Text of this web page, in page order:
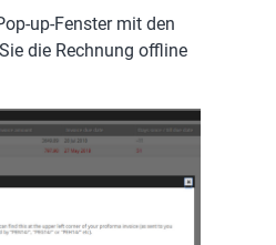
up-Fenster mit den
die Rechnung offline